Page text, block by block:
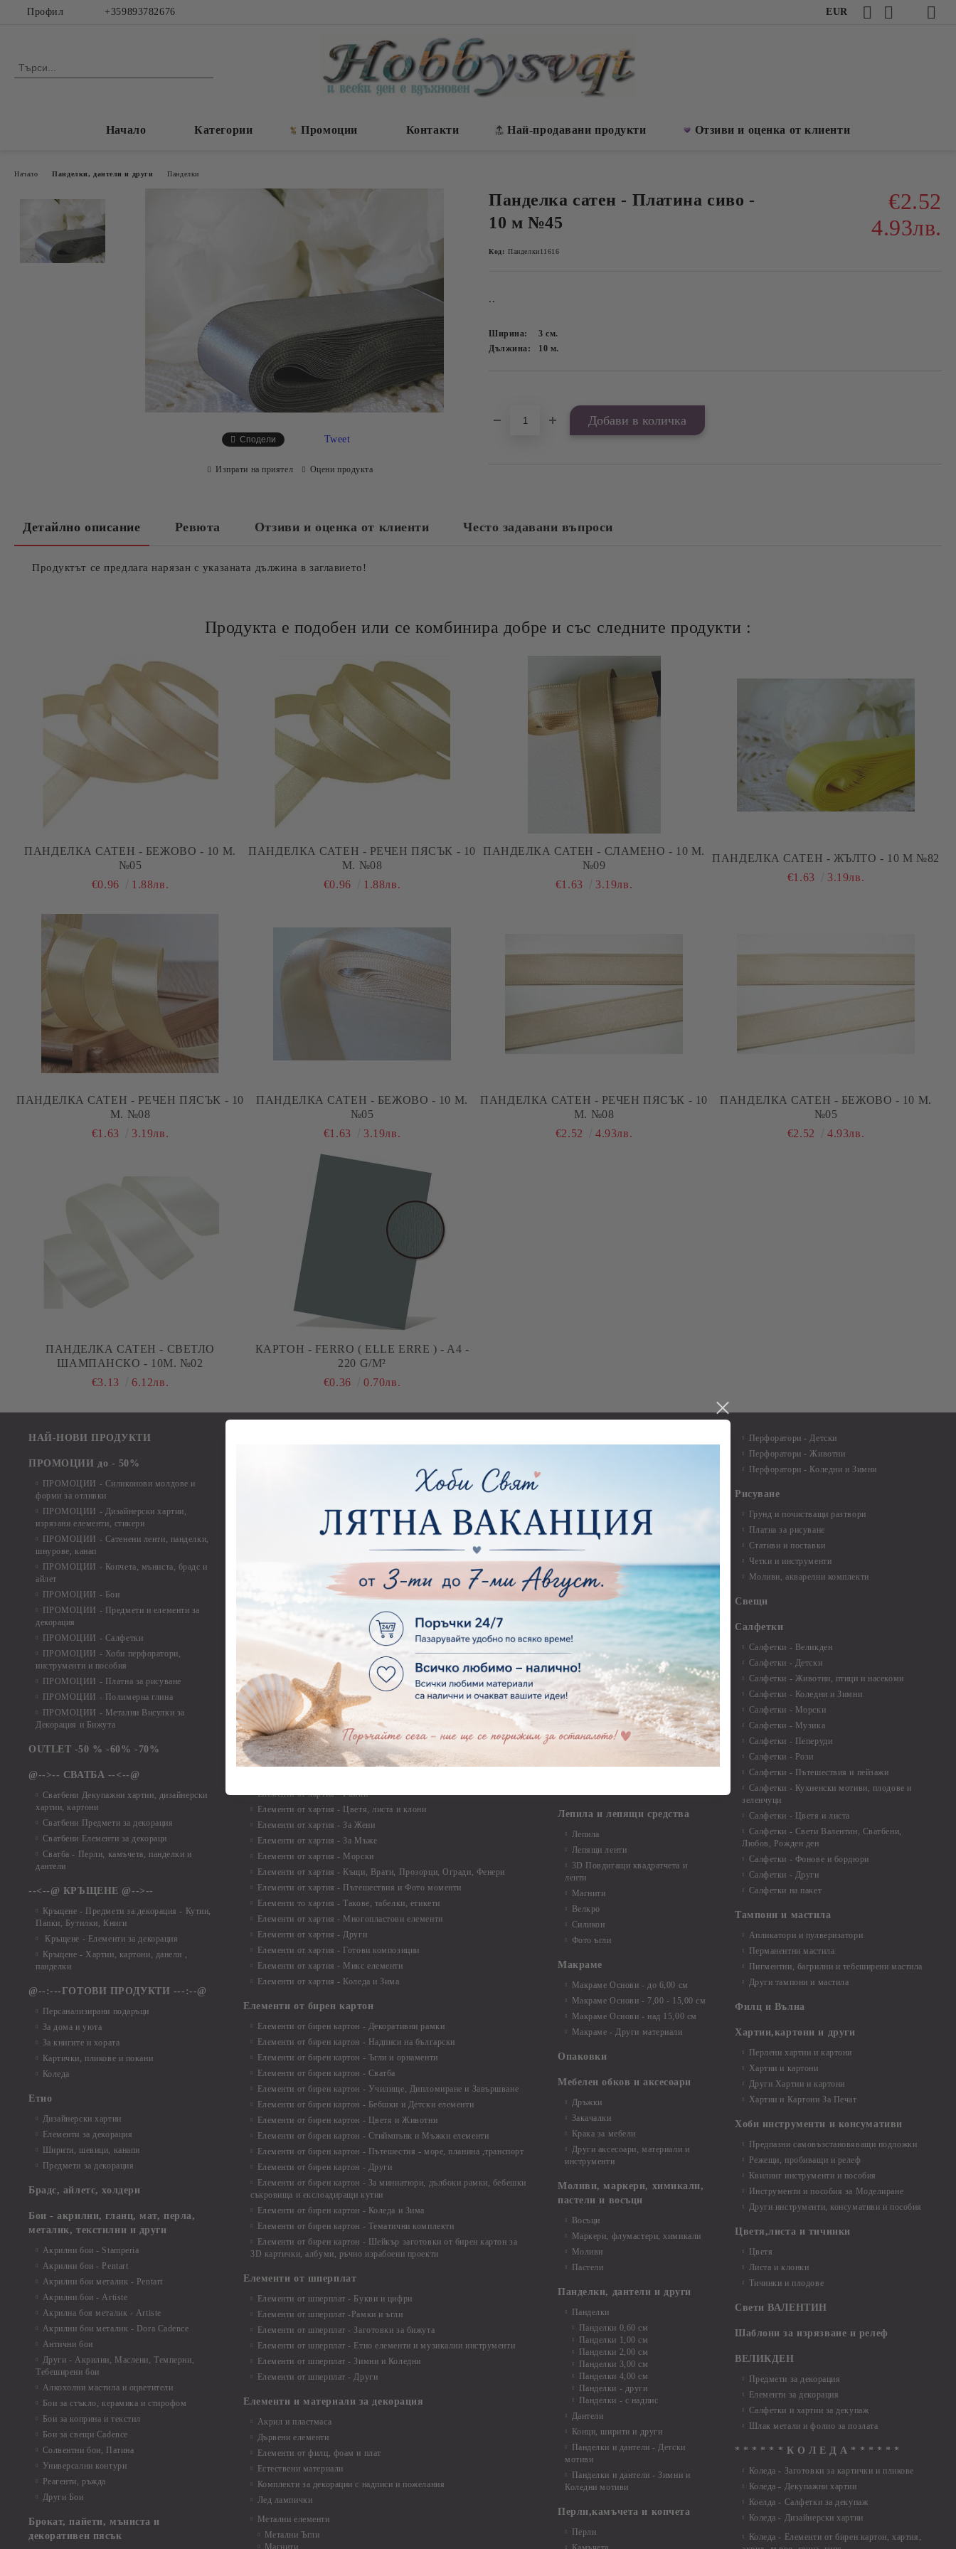
Профил +359893782676 EUR
Начало Категории Промоции Контакти Най-продавани продукти Отзиви и оценка от клиенти
Начало Панделки, дантели и други Панделки
Панделка сатен - Платина сиво -
10 м №45
€2.52
4.93лв.
Код: Панделки11616
..
Ширина: 3см.
Дължина:
10 м.
Сподели Tweet
Изпрати на приятел Оцени продукта
Детайлно описание Ревюта Отзиви и оценка от клиенти Често задавани въпроси
Продуктът се предлага нарязан с указаната дължина в заглавието!
Продукта е подобен или се комбинира добре и със следните продукти :
ПАНДЕЛКА САТЕН - БЕЖОВО - 10 М.
№05
€0.96
1.88лв.
ПАНДЕЛКА САТЕН - РЕЧЕН ПЯСЪК - 10
М. №08
€0.96
1.88лв.
ПАНДЕЛКА САТЕН - СЛАМЕНО - 10 М.
№09
€1.63
3.19лв.
ПАНДЕЛКА САТЕН - ЖЪЛТО - 10 М №82
€1.63
3.19лв.
ПАНДЕЛКА САТЕН - РЕЧЕН ПЯСЪК - 10
М. №08
€1.63
3.19лв.
ПАНДЕЛКА САТЕН - БЕЖОВО - 10 М.
№05
€1.63
3.19лв.
ПАНДЕЛКА САТЕН - РЕЧЕН ПЯСЪК - 10
М. №08
€2.52
4.93лв.
ПАНДЕЛКА САТЕН - БЕЖОВО - 10 М.
№05
€2.52
4.93лв.
ПАНДЕЛКА САТЕН - СВЕТЛО
ШАМПАНСКО - 10М. №02
€3.13
6.12лв.
КАРТОН - FERRO ( ELLE ERRE ) - A4 -
220 G/M²
€0.36
0.70лв.
НАЙ-НОВИ ПРОДУКТИ
ПРОМОЦИИ до - 50%
ПРОМОЦИИ - Силиконови молдове и
форми за отливки
ПРОМОЦИИ - Дизайнерски хартии,
изрязани елементи, стикери
ПРОМОЦИИ - Сатенени ленти, панделки,
шнурове, канап
ПРОМОЦИИ - Копчета, мъниста, брадс и
айлет
ПРОМОЦИИ - Бои
ПРОМОЦИИ - Предмети и елементи за
декорация
ПРОМОЦИИ - Салфетки
ПРОМОЦИИ - Хоби перфоратори,
инструменти и пособия
ПРОМОЦИИ - Платна за рисуване
ПРОМОЦИИ - Полимерна глина
ПРОМОЦИИ - Метални Висулки за
Декорация и Бижута
OUTLET -50 % -60% -70%
@-->-- СВАТБА --<--@
Сватбени Декупажни хартии, дизайнерски
хартии, картони
Сватбени Предмети за декорация
Сватбени Елементи за декораци
Сватба - Перли, камъчета, панделки и
дантели
--<--@ КРЪЩЕНЕ @-->--
Кръщене - Предмети за декорация - Кутии,
Папки, Бутилки, Книги
Кръщене - Елементи за декорация
Кръщене - Хартии, картони, данели ,
панделки
@--:---ГОТОВИ ПРОДУКТИ ---:--@
Персанализирани подаръци
За дома и уюта
За книгите и хората
Картички, пликове и покани
Коледа
Етно
Дизайнерски хартии
Елементи за декорация
Ширити, шевици, канапи
Предмети за декорация
Брадс, айлетс, холдери
Бои - акрилни, гланц, мат, перла,
металик, текстилни и други
Акрилни бои - Stamperia
Акрилни бои - Pentart
Акрилни бои металик - Pentart
Акрилни бои - Artiste
Акрилна боя металик - Artiste
Акрилни бои металик - Dora Cadence
Антични бои
Други - Акрилни, Маслени, Темперни,
Тебеширени бои
Алкохолни мастила и оцветители
Бои за стъкло, керамика и стирофом
Бои за коприна и текстил
Бои за свещи Cadence
Солвентни бои, Патина
Универсални контури
Реагенти, ръжда
Други Бои
Брокат, пайети, мъниста и
декоративен пясък
Дизайнерски хартии
Дизайнерски хартии - 20.30 х 20.30 см.
Дизайнерски хартии - 30.50 х 30.50 см.
Дизайнерски хартии - 21,00 х 29,70 см
Дизайнерски хартии - Сватби
Елементи от хартия
Елементи от хартия - Букви и Цифри за Банери
Елементи от хартия - Детски
Елементи от хартия - Училище, Дипломиране и Абитуриентски
Елементи от хартия - Животни, птици, пеперуди
Елементи от хартия - Любов, Сватба, Свети Валентин
Елементи от хартия - Рамки
Елементи от хартия - Цветя, листа и клони
Елементи от хартия - За Жени
Елементи от хартия - За Мъже
Елементи от хартия - Морски
Елементи от хартия - Къщи, Врати, Прозорци, Огради, Фенери
Елементи от хартия - Пътешествия и Фото моменти
Елементи то хартия - Такове, табелки, етикети
Елементи от хартия - Многопластови елементи
Елементи от хартия - Други
Елементи от хартия - Готови композиции
Елементи от хартия - Микс елементи
Елементи от хартия - Коледа и Зима
Елементи от бирен картон
Елементи от бирен картон - Декоративни рамки
Елементи от бирен картон - Надписи на български
Елементи от бирен картон - Ъгли и орнаменти
Елементи от бирен картон - Сватба
Елементи от бирен картон - Училище, Дипломиране и Завършване
Елементи от бирен картон - Бебшки и Детски елементи
Елементи от бирен картон - Цветя и Животни
Елементи от бирен картон - Стиймпънк и Мъжки елементи
Елементи от бирен картон - Пътешестия - море, планина ,транспорт
Елементи от бирен картон - Други
Елементи от бирен картон - За миниатюри, дълбоки рамки, бебешки
съкровища и екслоадиращи кутии
Елементи от бирен картон - Коледа и Зима
Елементи от бирен картон - Тематични комплекти
Елементи от бирен картон - Шейкър заготовки от бирен картон за
3D картички, албуми, ръчно израбоени проекти
Елементи от шперплат
Елементи от шперплат - Букви и цифри
Елементи от шперплат -Рамки и ъгли
Елементи от шперплат - Заготовки за бижута
Елементи от шперплат - Етно елементи и музикални инструменти
Елементи от шперплат - Зимни и Коледни
Елементи от шперплат - Други
Елементи и материали за декорация
Акрил и пластмаса
Дървени елементи
Елементи от филц, фоам и плат
Естествени материали
Комплекти за декорации с надписи и пожелания
Лед лампички
Метални елементи
Метални Ъгли
Магнити
Заготовки за картички
Пликове
Заготовки за папки, книги за
пожелания и албуми
Изрязани елементи и
Квилинг
Квилинг ленти - 3мм - 35см.
Квилинг ленти - микс
Квилинг ленти - перлени - 3мм -
Квилинг ленти - 8мм
Инструменти и пособия за
Лепила и лепящи средства
Лепила
Лепящи ленти
3D Повдигащи квадратчета и
ленти
Магнити
Велкро
Силикон
Фото ъгли
Макраме
Макраме Основи - до 6,00 см
Макраме Основи - 7,00 - 15,00 см
Макраме Основи - над 15,00 см
Макраме - Други материали
Опаковки
Мебелен обков и аксесоари
Дръжки
Закачалки
Крака за мебели
Други аксесоари, материали и
инструменти
Моливи, маркери, химикали,
пастели и восъци
Восъци
Маркери, флумастери, химикали
Моливи
Пастели
Панделки, дантели и други
Панделки
Панделки 0,60 см
Панделки 1,00 см
Панделки 2,00 см
Панделки 3,00 см
Панделки 4,00 см
Панделки - други
Панделки - с надпис
Дантели
Конци, ширити и други
Панделки и дантели - Детски
мотиви
Панделки и дантели - Зимни и
Коледни мотиви
Перли,камъчета и копчета
Перли
Перфоратори - Детски
Перфоратори - Животни
Перфоратори - Коледни и Зимни
Рисуване
Грунд и почистващи разтвори
Платна за рисуване
Стативи и поставки
Четки и инструменти
Моливи, акварелни комплекти
Свещи
Салфетки
Салфетки - Великден
Салфетки - Детски
Салфетки - Животни, птици и насекоми
Салфетки - Коледни и Зимни
Салфетки - Морски
Салфетки - Музика
Салфетки - Пеперуди
Салфетки - Рози
Салфетки - Пътешествия и пейзажи
Салфетки - Кухненски мотиви, плодове и
зеленчуци
Салфетки - Цветя и листа
Салфетки - Свети Валентин, Сватбени,
Любов, Рожден ден
Салфетки - Фонове и бордюри
Салфетки - Други
Салфетки на пакет
Тампони и мастила
Апликатори и пулверизатори
Перманентни мастила
Пигментни, багрилни и тебеширени мастила
Други тампони и мастила
Филц и Вълна
Хартии,картони и други
Перлени хартии и картони
Хартии и картони
Други Хартии и картони
Хартии и Картони За Печат
Хоби инструменти и консумативи
Предпазни самовъзстановяващи подложки
Режещи, пробиващи и релеф
Квилинг инструменти и пособия
Инструменти и пособия за Моделиране
Други инструменти, консумативи и пособия
Цветя,листа и тичинки
Цветя
Листа и клонки
Тичинки и плодове
Свети ВАЛЕНТИН
Шаблони за изрязване и релеф
ВЕЛИКДЕН
Предмети за декорация
Елементи за декорация
Салфетки и хартии за декупаж
Шлак метали и фолио за позлата
* * * * * * К О Л Е Д А * * * * * *
Коледа - Заготовки за картички и пликове
Коледа - Декупажни хартии
Коелда - Салфетки за декупаж
Коледа - Дизайнерски хартии
Коледа - Eлементи от бирен картон, хартия,